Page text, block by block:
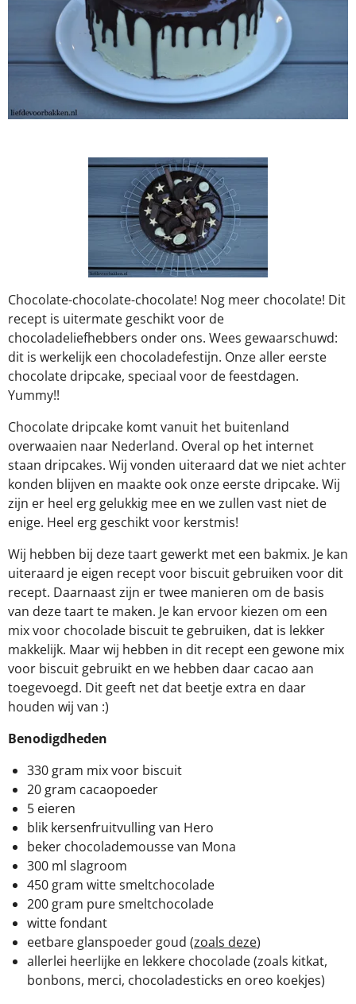
Chocolate-chocolate-chocolate! Nog meer chocolate! Dit
recept is uitermate geschikt voor de
chocoladeliefhebbers onder ons. Wees gewaarschuwd:
dit is werkelijk een chocoladefestijn. Onze aller eerste
chocolate dripcake, speciaal voor de feestdagen.
Yummy!!
Chocolate dripcake komt vanuit het buitenland
overwaaien naar Nederland. Overal op het internet
staan dripcakes. Wij vonden uiteraard dat we niet achter
konden blijven en maakte ook onze eerste dripcake. Wij
zijn er heel erg gelukkig mee en we zullen vast niet de
enige. Heel erg geschikt voor kerstmis!
Wij hebben bij deze taart gewerkt met een bakmix. Je kan
uiteraard je eigen recept voor biscuit gebruiken voor dit
recept. Daarnaast zijn er twee manieren om de basis
van deze taart te maken. Je kan ervoor kiezen om een
mix voor chocolade biscuit te gebruiken, dat is lekker
makkelijk. Maar wij hebben in dit recept een gewone mix
voor biscuit gebruikt en we hebben daar cacao aan
toegevoegd. Dit geeft net dat beetje extra en daar
houden wij van :)
Benodigdheden
330 gram mix voor biscuit
20 gram cacaopoeder
5 eieren
blik kersenfruitvulling van Hero
beker chocolademousse van Mona
300 ml slagroom
450 gram witte smeltchocolade
200 gram pure smeltchocolade
witte fondant
eetbare glanspoeder goud (zoals deze)
allerlei heerlijke en lekkere chocolade (zoals kitkat,
bonbons, merci, chocoladesticks en oreo koekjes)